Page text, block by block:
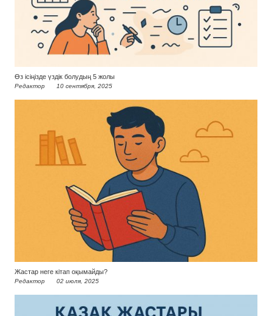
Өз ісіңізде үздік болудың 5 жолы
Редактор 10 сентября, 2025
Жастар неге кітап оқымайды?
Редактор 02 июля, 2025